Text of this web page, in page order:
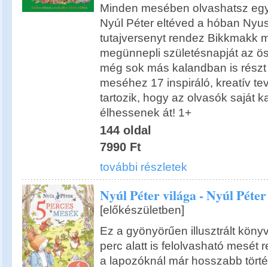
Minden mesében olvashatsz
Nyúl Péter eltéved a hóban
tutajversenyt rendez Bikkmakk
megünnepli születésnapját az
még sok más kalandban is
meséhez 17 inspiráló, kreatív
tartozik, hogy az olvasók saját
élhessenek át! 1+
144 oldal
7990 Ft
további részletek
Nyúl Péter világa - Nyúl Péter
[előkészületben]
Ez a gyönyörűen illusztrált
perc alatt is felolvasható mesét
a lapozóknál már hosszabb